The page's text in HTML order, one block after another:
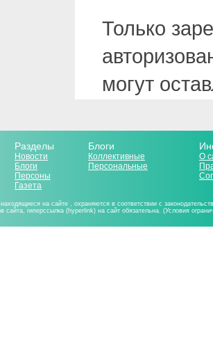
Только
могут
Разделы
Новости
Блоги
Персоны
Газета
Блоги
Коллективные
Персональные
О
на сайте , охраняются в соответствии с
сайта, гиперссылка (hyperlink) на сайт обязательна. (Условия